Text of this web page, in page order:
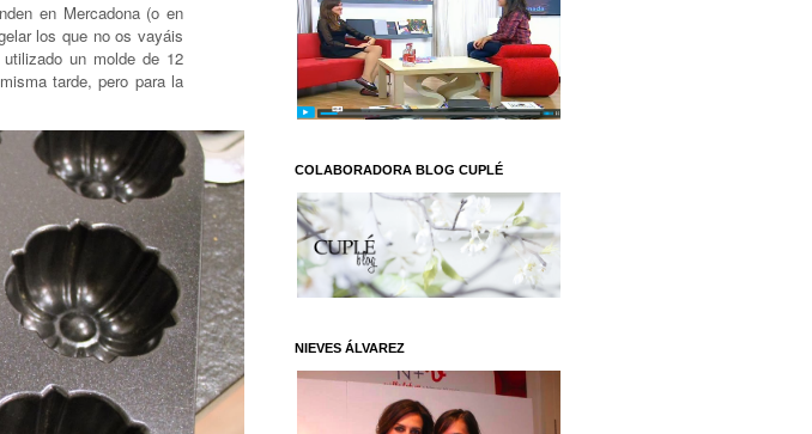
en Mercadona (o en
los que no os vayáis
un molde de 12
tarde, pero para la
COLABORADORA BLOG CUPLÉ
NIEVES ÁLVAREZ